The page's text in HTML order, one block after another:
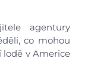
agentury
co mohou
lodě v Americe